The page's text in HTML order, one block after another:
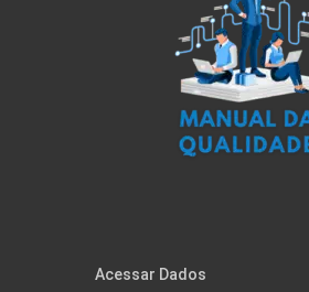
Acessar Dados